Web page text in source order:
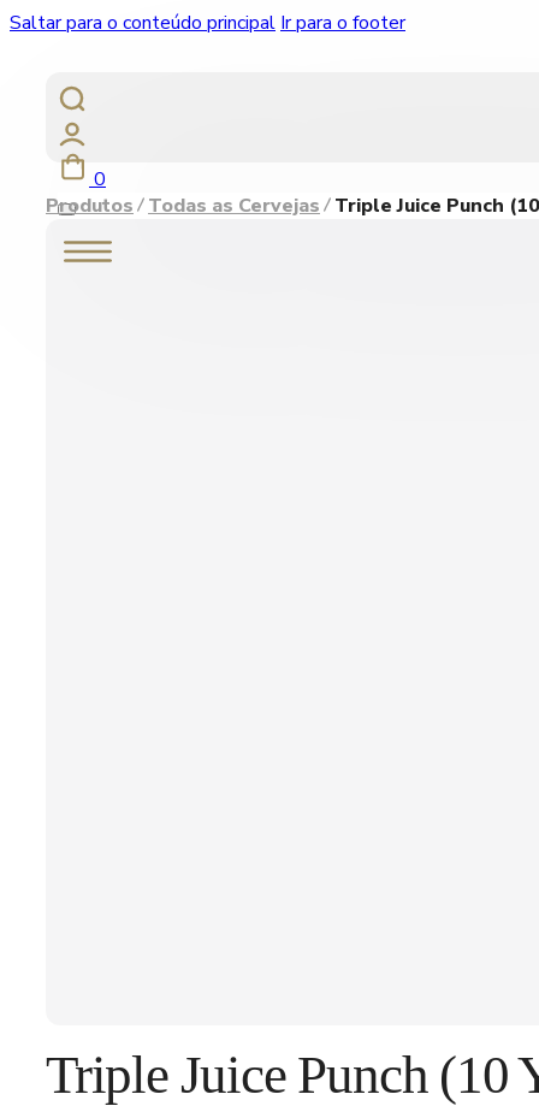
Saltar para o conteúdo principal Ir para o footer
0
Produtos
Todas as Cervejas Triple Juice Punch
Triple Juice Punch (10